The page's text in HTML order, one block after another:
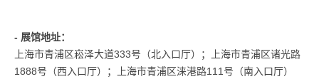
- 展馆地址：
上海市青浦区崧泽大道333号（北入口厅）；上海市青浦区诸光路
1888号（西入口厅）；
上海市青浦区涞港路111号 （南入口厅）